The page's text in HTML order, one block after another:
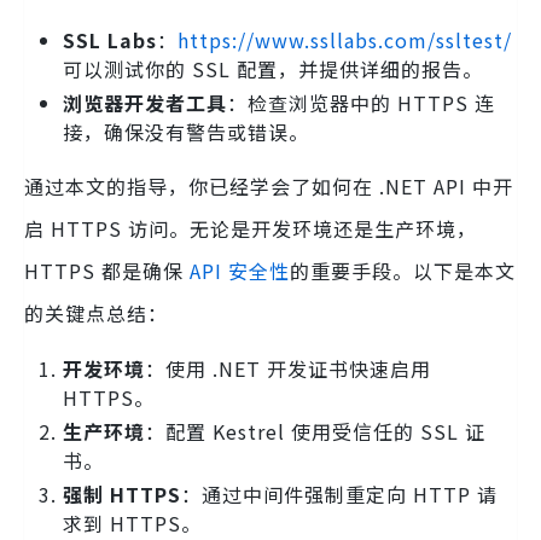
SSL Labs： https://www.ssllabs.com/ssltest/
可以测试你的 SSL 配置，并提供详细的报告。
浏览器开发者工具：检查浏览器中的 HTTPS 连
接，确保没有警告或错误。
通过本文的指导，你已经学会了如何在 .NET API 中开
启 HTTPS 访问。无论是开发环境还是生产环境，
HTTPS 都是确保 API 安全性的重要手段。以下是本文
的关键点总结：
开发环境：使用 .NET 开发证书快速启用
HTTPS。
生产环境：配置 Kestrel 使用受信任的 SSL 证
书。
强制 HTTPS：通过中间件强制重定向 HTTP 请
求到 HTTPS。